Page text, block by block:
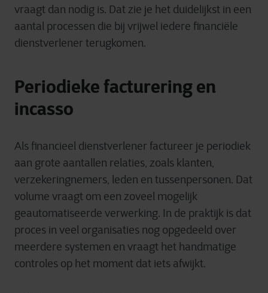
vraagt dan nodig is. Dat zie je het duidelijkst in een
aantal processen die bij vrijwel iedere financiële
dienstverlener terugkomen.
Periodieke facturering en
incasso
Als financieel dienstverlener factureer je periodiek
aan grote aantallen relaties, zoals klanten,
verzekeringnemers, leden en tussenpersonen. Dat
volume vraagt om een zoveel mogelijk
geautomatiseerde verwerking. In de praktijk is dat
proces in veel organisaties nog opgedeeld over
meerdere systemen en vraagt het handmatige
controles op het moment dat iets afwijkt.